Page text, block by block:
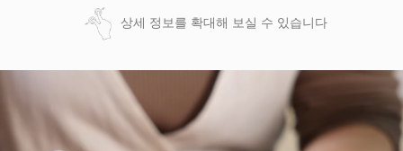
상세 정보를 확대해 보실 수 있습니다